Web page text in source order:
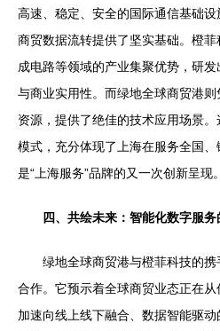
高速、稳定、安全的国际通信基础
商贸数据流转提供了坚实基础。橙
成电路等领域的产业集聚优势，研
与商业实用性。而绿地全球商贸港
资源，提供了绝佳的技术应用场景。
模式，充分体现了上海在服务全国、
是“上海服务”品牌的又一次创新呈现。
四、共绘未来：智能化数字服务
绿地全球商贸港与橙菲科技的
合作。它预示着全球商贸业态正在从
加速向线上线下融合、数据智能驱